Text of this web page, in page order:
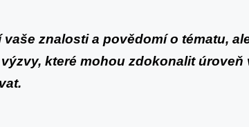
znalosti a povědomí o tématu,
které mohou zdokonalit